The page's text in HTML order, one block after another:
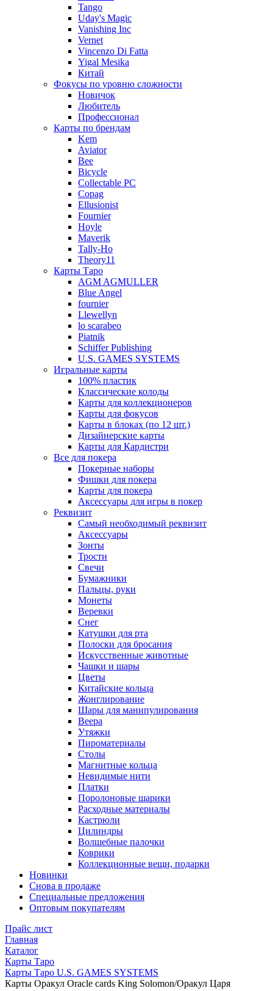
Tango
Uday's Magic
Vanishing Inc
Vernet
Vincenzo Di Fatta
Yigal Mesika
Китай
Фокусы по уровню сложности
Новичок
Любитель
Профессионал
Карты по брендам
Kem
Aviator
Bee
Bicycle
Collectable PC
Copag
Ellusionist
Fournier
Hoyle
Maverik
Tally-Ho
Theory11
Карты Таро
AGM AGMULLER
Blue Angel
fournier
Llewellyn
lo scarabeo
Piatnik
Schiffer Publishing
U.S. GAMES SYSTEMS
Игральные карты
100% пластик
Классические колоды
Карты для коллекционеров
Карты для фокусов
Карты в блоках (по 12 шт.)
Дизайнерские карты
Карты для Кардистри
Все для покера
Покерные наборы
Фишки для покера
Карты для покера
Аксессуары для игры в покер
Реквизит
Самый необходимый реквизит
Аксессуары
Зонты
Трости
Свечи
Бумажники
Пальцы, руки
Монеты
Веревки
Снег
Катушки для рта
Полоски для бросания
Искусственные животные
Чашки и шары
Цветы
Китайские кольца
Жонглирование
Шары для манипулирования
Веера
Утяжки
Пироматериалы
Столы
Магнитные кольца
Невидимые нити
Платки
Поролоновые шарики
Расходные материалы
Кастрюли
Цилиндры
Волшебные палочки
Коврики
Коллекционные вещи, подарки
Новинки
Снова в продаже
Специальные предложения
Оптовым покупателям
Прайс лист
Главная
Каталог
Карты Таро
Карты Таро U.S. GAMES SYSTEMS
Карты Оракул Oracle cards King Solomon/Оракул Царя